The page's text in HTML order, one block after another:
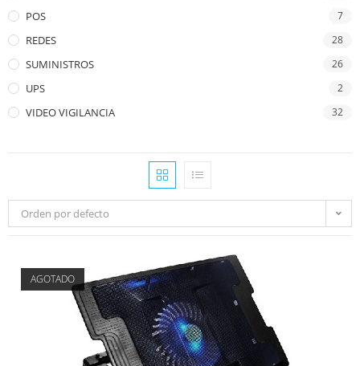
POS 7
REDES 28
SUMINISTROS 26
UPS 2
VIDEO VIGILANCIA 32
Orden por defecto
AGOTADO